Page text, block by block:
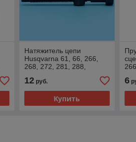
Натяжитель цепи
Husqvarna 61, 66, 266,
268, 272, 281, 288,
12руб.
Купить
6